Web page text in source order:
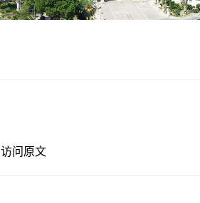
访问原文